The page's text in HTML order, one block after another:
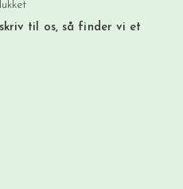
til os, så finder vi et